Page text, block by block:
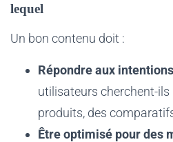
lequel
Un bon contenu doit :
Répondre aux
utilisateurs cherchent-
produits, des
Être optimisé pour des